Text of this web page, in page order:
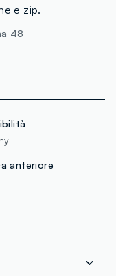
e zip.
48
anteriore